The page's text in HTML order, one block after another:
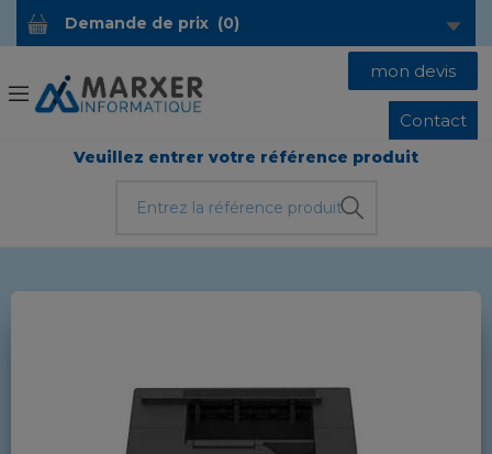
Demande de prix (0)
mon devis
Contact
Veuillez entrer votre référence produit